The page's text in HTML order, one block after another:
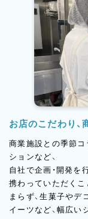
あれば経験年数に
が受賞した実績も
くれる職場です。
こうした環境が、「
ています。
お店のこだわり、
商業施設との季節コ
ションなど、
自社で企画・開発を
携わっていただく
まらず、生菓子やデ
イーツなど、幅広い